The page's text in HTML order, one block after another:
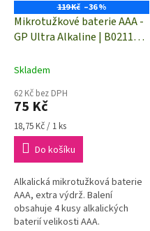
119 Kč –36 %
Mikrotužkové baterie AAA -
GP Ultra Alkaline | B02114 |
Skladem
62 Kč bez DPH
75 Kč
Měrná
cena:
18,75 Kč / 1 ks
Do košíku
Alkalická mikrotužková baterie
AAA, extra výdrž. Balení
obsahuje 4 kusy alkalických
baterií velikosti AAA.